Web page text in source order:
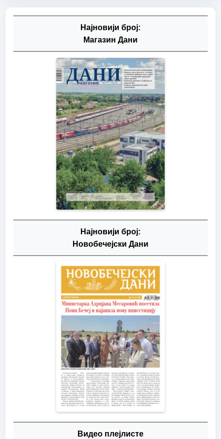
Најновији број:
Магазин Дани
Најновији број:
Новобечејски Дани
Видео плејлисте